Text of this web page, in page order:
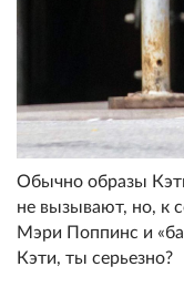
Обычно образы
не вызывают, но, к
Мэри Поппинс и
Кэти, ты серьезно?